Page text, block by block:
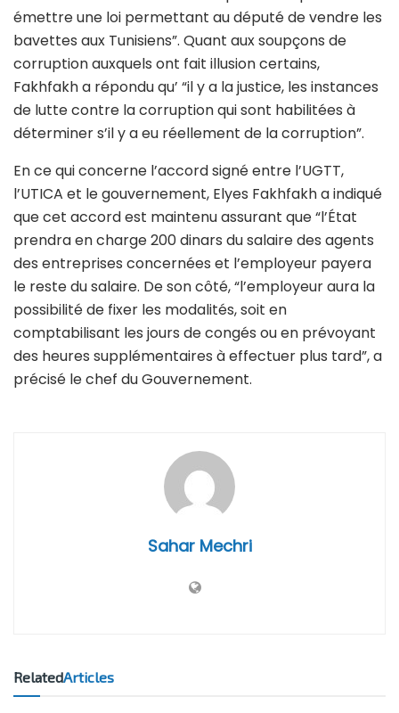
émettre une loi permettant au député de vendre les
bavettes aux Tunisiens”. Quant aux soupçons de
corruption auxquels ont fait illusion certains,
Fakhfakh a répondu qu’ “il y a la justice, les instances
de lutte contre la corruption qui sont habilitées à
déterminer s’il y a eu réellement de la corruption”.
En ce qui concerne l’accord signé entre l’UGTT,
l’UTICA et le gouvernement, Elyes Fakhfakh a indiqué
que cet accord est maintenu assurant que “l’État
prendra en charge 200 dinars du salaire des agents
des entreprises concernées et l’employeur payera
le reste du salaire. De son côté, “l’employeur aura la
possibilité de fixer les modalités, soit en
comptabilisant les jours de congés ou en prévoyant
des heures supplémentaires à effectuer plus tard”, a
précisé le chef du Gouvernement.
Sahar Mechri
RelatedArticles